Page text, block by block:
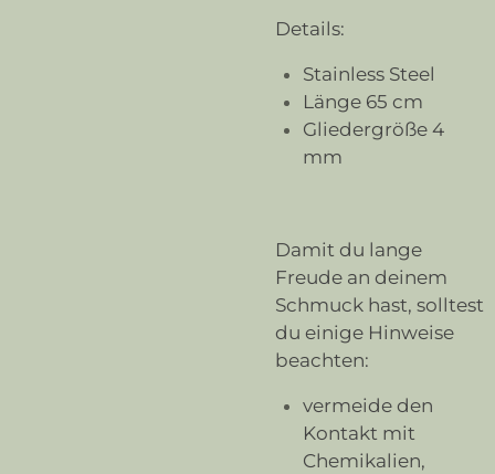
Details:
Stainless Steel
Länge 65 cm
Gliedergröße 4
mm
Damit du lange
Freude an deinem
Schmuck hast, solltest
du einige Hinweise
beachten:
vermeide den
Kontakt mit
Chemikalien,